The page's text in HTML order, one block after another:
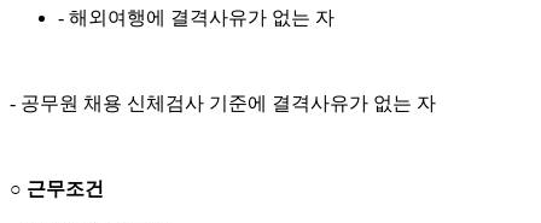
- 해외여행에 결격사유가 없는 자
- 공무원 채용 신체검사 기준에 결격사유가 없는 자
○ 근무조건